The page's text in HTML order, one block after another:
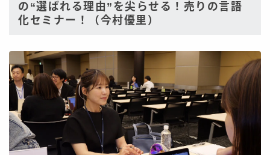
の“選ばれる理由”を尖らせる！売りの言語
化セミナー！（今村優里）